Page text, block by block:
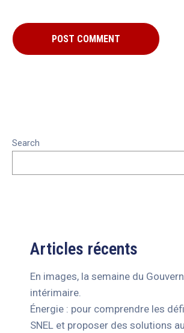
Search
Articles récents
En images, la semaine du
intérimaire.
Énergie : pour comprendre les
SNEL et proposer des solutions au